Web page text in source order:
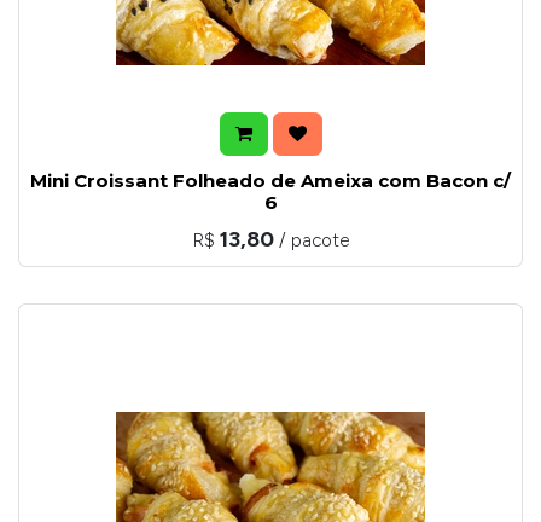
Mini Croissant Folheado de Ameixa com Bacon c/
6
R$ 13,80 / pacote